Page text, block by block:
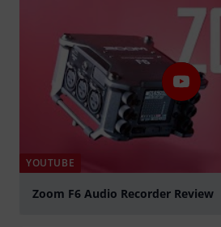
YOUTUBE
Zoom F6 Audio Recorder Review